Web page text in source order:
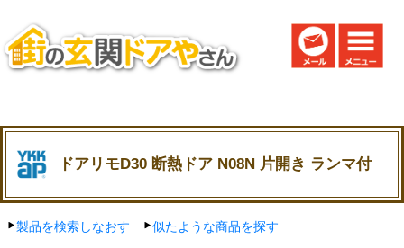
ドアリモD30 断熱ドア N08N 片開き ランマ付
製品を検索しなおす 似たような商品を探す